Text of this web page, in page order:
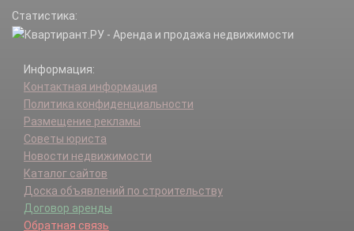
Статистика:
Информация:
Контактная информация
Политика конфиденциальности
Размещение рекламы
Советы юриста
Новости недвижимости
Каталог сайтов
Доска объявлений по строительству
Договор аренды
Обратная связь